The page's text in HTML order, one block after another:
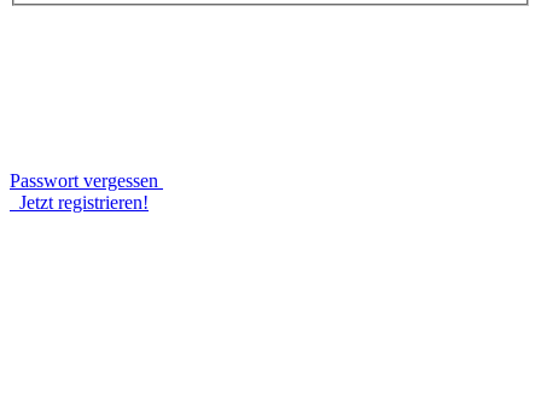
Passwort vergessen
Jetzt registrieren!